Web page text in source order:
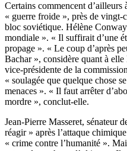
Certains commencent d’ailleurs
« guerre froide », près de vingt-
bloc soviétique. Hélène
mondiale ». « Il suffirait d’une
propage ». « Le coup d’après
Bachar », considère quant à
vice-présidente de la
« soulagée que quelque chose
menaces ». « Il faut arrêter
mordre », conclut-elle.
Jean-Pierre Masseret, sénateur
réagir » après l’attaque
« crime contre l’humanité ».